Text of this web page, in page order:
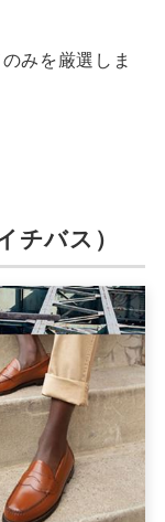
みを厳選しま
チバス）